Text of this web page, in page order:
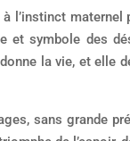
l’instinct
et symbole des
la vie, et
sans grande